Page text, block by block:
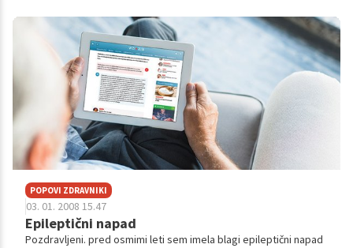
napade.Sedaj sem ž...
POPOVI ZDRAVNIKI
03. 01. 2008 15.47
Epileptični napad
Pozdravljeni. pred osmimi leti sem imela blagi epileptični napad